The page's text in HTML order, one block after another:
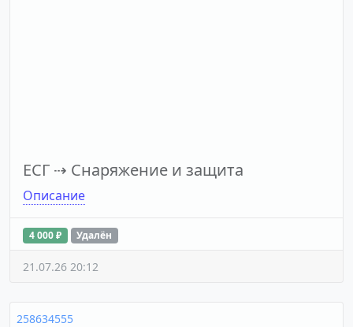
ЕСГ ⇢ Снаряжение и защита
Описание
4 000 ₽ Удалён
21.07.26 20:12
258634555